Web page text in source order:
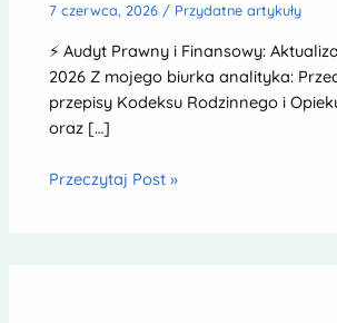
7 czerwca, 2026 / Przydatne artykuły
⚡ Audyt Prawny i Finansowy:
2026 Z mojego biurka analityka:
przepisy Kodeksu Rodzinnego i
oraz […]
Przeczytaj Post »